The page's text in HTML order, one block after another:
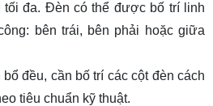
tối đa. Đèn có thể được bố trí linh
bên trái, bên phải hoặc giữa
đều, cần bố trí các cột đèn cách
tiêu chuẩn kỹ thuật.